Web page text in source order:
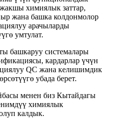
химиялык заттар,
жана башка колдонмолор
арачыларды
умтулат.
башкаруу системалары
кардарлар үчүн
QC жана келишимдик
убада берет.
менен биз Кытайдагы
химиялык
калдык.